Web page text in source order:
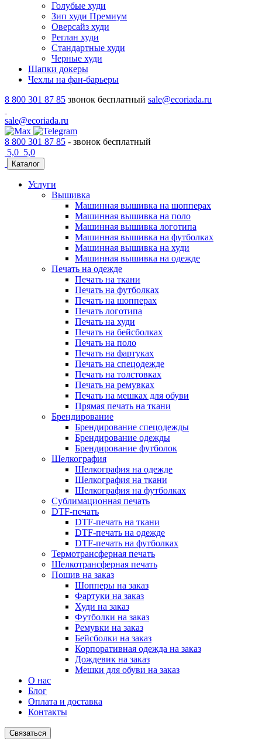
Голубые худи
Зип худи Премиум
Оверсайз худи
Реглан худи
Стандартные худи
Черные худи
Шапки докеры
Чехлы на фан-барьеры
8 800 301 87 85 звонок бесплатный sale@ecoriada.ru
sale@ecoriada.ru
8 800 301 87 85 - звонок бесплатный
5,0 5,0
Каталог
Услуги
Вышивка
Машинная вышивка на шопперах
Машинная вышивка на поло
Машинная вышивка логотипа
Машинная вышивка на футболках
Машинная вышивка на худи
Машинная вышивка на одежде
Печать на одежде
Печать на ткани
Печать на футболках
Печать на шопперах
Печать логотипа
Печать на худи
Печать на бейсболках
Печать на поло
Печать на фартуках
Печать на спецодежде
Печать на толстовках
Печать на ремувках
Печать на мешках для обуви
Прямая печать на ткани
Брендирование
Брендирование спецодежды
Брендирование одежды
Брендирование футболок
Шелкография
Шелкография на одежде
Шелкография на ткани
Шелкография на футболках
Сублимационная печать
DTF-печать
DTF-печать на ткани
DTF-печать на одежде
DTF-печать на футболках
Термотрансферная печать
Шелкотрансферная печать
Пошив на заказ
Шопперы на заказ
Фартуки на заказ
Худи на заказ
Футболки на заказ
Ремувки на заказ
Бейсболки на заказ
Корпоративная одежда на заказ
Дождевик на заказ
Мешки для обуви на заказ
О нас
Блог
Оплата и доставка
Контакты
Связаться